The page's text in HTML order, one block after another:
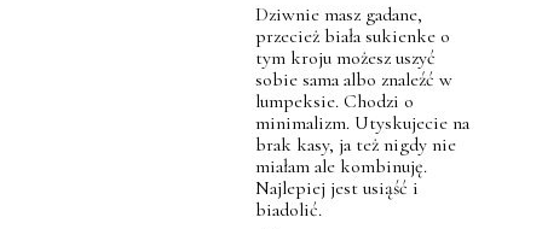
Dziwnie masz gadane,
przecież biała sukienke o
tym kroju możesz uszyć
sobie sama albo znaleźć w
lumpeksie. Chodzi o
minimalizm. Utyskujecie na
brak kasy, ja też nigdy nie
miałam ale kombinuję.
Najlepiej jest usiąść i
biadolić.